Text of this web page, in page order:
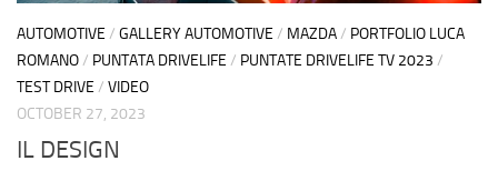
AUTOMOTIVE / GALLERY AUTOMOTIVE / MAZDA/ PORTFOLIO LUCA
ROMANO/ PUNTATA DRIVELIFE / PUNTATE DRIVELIFE TV 2023 /
TEST DRIVE / VIDEO
OCTOBER 27, 2023
IL DESIGN